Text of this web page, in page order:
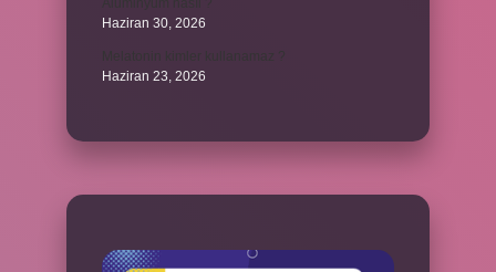
Haziran 30, 2026
Haziran 23, 2026